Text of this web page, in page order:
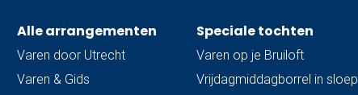
Alle arrangementen
Varen door Utrecht
Varen & Gids
Speciale tochten
Varen op je Bruiloft
Vrijdagmiddagborrel in sloep